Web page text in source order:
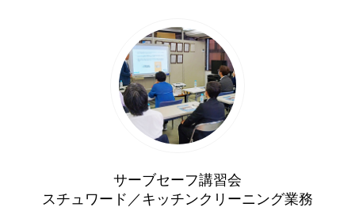
サーブセーフ講習会
スチュワード／キッチンクリーニング業務